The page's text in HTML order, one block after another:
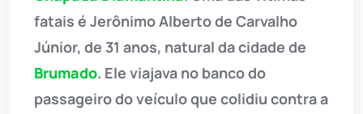
fatais é Jerônimo Alberto de Carvalho
Júnior, de 31 anos, natural da cidade de
Brumado. Ele viajava no banco do
passageiro do veículo que colidiu contra a